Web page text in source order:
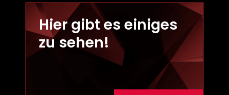
Hier gibt es einiges
zu sehen!